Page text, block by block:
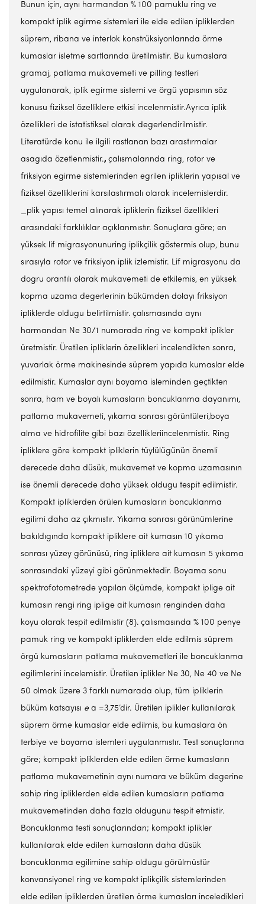
Bunun için, aynı harmandan % 100 pamuklu ring ve
kompakt iplik egirme sistemleri ile elde edilen ipliklerden
süprem, ribana ve interlok konstrüksiyonlarında örme
kumaslar isletme sartlarında üretilmistir. Bu kumaslara
gramaj, patlama mukavemeti ve pilling testleri
uygulanarak, iplik egirme sistemi ve örgü yapısının söz
konusu fiziksel özelliklere etkisi incelenmistir.Ayrıca iplik
özellikleri de istatistiksel olarak degerlendirilmistir.
Literatürde konu ile ilgili rastlanan bazı arastırmalar
asagıda özetlenmistir., çalısmalarında ring, rotor ve
friksiyon egirme sistemlerinden egrilen ipliklerin yapısal ve
fiziksel özelliklerini karsılastırmalı olarak incelemislerdir.
_plik yapısı temel alınarak ipliklerin fiziksel özellikleri
arasındaki farklılıklar açıklanmıstır. Sonuçlara göre; en
yüksek lif migrasyonunuring iplikçilik göstermis olup, bunu
sırasıyla rotor ve friksiyon iplik izlemistir. Lif migrasyonu da
dogru orantılı olarak mukavemeti de etkilemis, en yüksek
kopma uzama degerlerinin bükümden dolayı friksiyon
ipliklerde oldugu belirtilmistir. çalısmasında aynı
harmandan Ne 30/1 numarada ring ve kompakt iplikler
üretmistir. Üretilen ipliklerin özellikleri incelendikten sonra,
yuvarlak örme makinesinde süprem yapıda kumaslar elde
edilmistir. Kumaslar aynı boyama isleminden geçtikten
sonra, ham ve boyalı kumasların boncuklanma dayanımı,
patlama mukavemeti, yıkama sonrası görüntüleri,boya
alma ve hidrofilite gibi bazı özellikleriincelenmistir. Ring
ipliklere göre kompakt ipliklerin tüylülügünün önemli
derecede daha düsük, mukavemet ve kopma uzamasının
ise önemli derecede daha yüksek oldugu tespit edilmistir.
Kompakt ipliklerden örülen kumasların boncuklanma
egilimi daha az çıkmıstır. Yıkama sonrası görünümlerine
bakıldıgında kompakt ipliklere ait kumasın 10 yıkama
sonrası yüzey görünüsü, ring ipliklere ait kumasın 5 yıkama
sonrasındaki yüzeyi gibi görünmektedir. Boyama sonu
spektrofotometrede yapılan ölçümde, kompakt iplige ait
kumasın rengi ring iplige ait kumasın renginden daha
koyu olarak tespit edilmistir (8). çalısmasında % 100 penye
pamuk ring ve kompakt ipliklerden elde edilmis süprem
örgü kumasların patlama mukavemetleri ile boncuklanma
egilimlerini incelemistir. Üretilen iplikler Ne 30, Ne 40 ve Ne
50 olmak üzere 3 farklı numarada olup, tüm ipliklerin
büküm katsayısı e a =3,75’dir. Üretilen iplikler kullanılarak
süprem örme kumaslar elde edilmis, bu kumaslara ön
terbiye ve boyama islemleri uygulanmıstır. Test sonuçlarına
göre; kompakt ipliklerden elde edilen örme kumasların
patlama mukavemetinin aynı numara ve büküm degerine
sahip ring ipliklerden elde edilen kumasların patlama
mukavemetinden daha fazla oldugunu tespit etmistir.
Boncuklanma testi sonuçlarından; kompakt iplikler
kullanılarak elde edilen kumasların daha düsük
boncuklanma egilimine sahip oldugu görülmüstür
konvansiyonel ring ve kompakt iplikçilik sistemlerinden
elde edilen ipliklerden üretilen örme kumasları inceledikleri